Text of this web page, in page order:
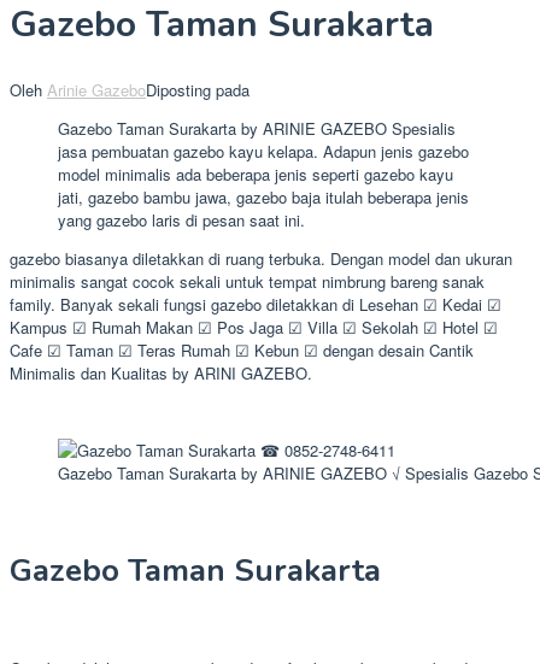
Gazebo Taman Surakarta
Oleh Arinie GazeboDiposting pada
Gazebo Taman Surakarta by ARINIE GAZEBO Spesialis
jasa pembuatan gazebo kayu kelapa. Adapun jenis gazebo
model minimalis ada beberapa jenis seperti gazebo kayu
jati, gazebo bambu jawa, gazebo baja itulah beberapa jenis
yang gazebo laris di pesan saat ini.
gazebo biasanya diletakkan di ruang terbuka. Dengan model dan ukuran
minimalis sangat cocok sekali untuk tempat nimbrung bareng sanak
family. Banyak sekali fungsi gazebo diletakkan di Lesehan ☑ Kedai ☑
Kampus ☑ Rumah Makan ☑ Pos Jaga ☑ Villa ☑ Sekolah ☑ Hotel ☑
Cafe ☑ Taman ☑ Teras Rumah ☑ Kebun ☑ dengan desain Cantik
Minimalis dan Kualitas by ARINI GAZEBO.
Gazebo Taman Surakarta by ARINIE GAZEBO √ Spesialis Gazebo
Gazebo Taman Surakarta